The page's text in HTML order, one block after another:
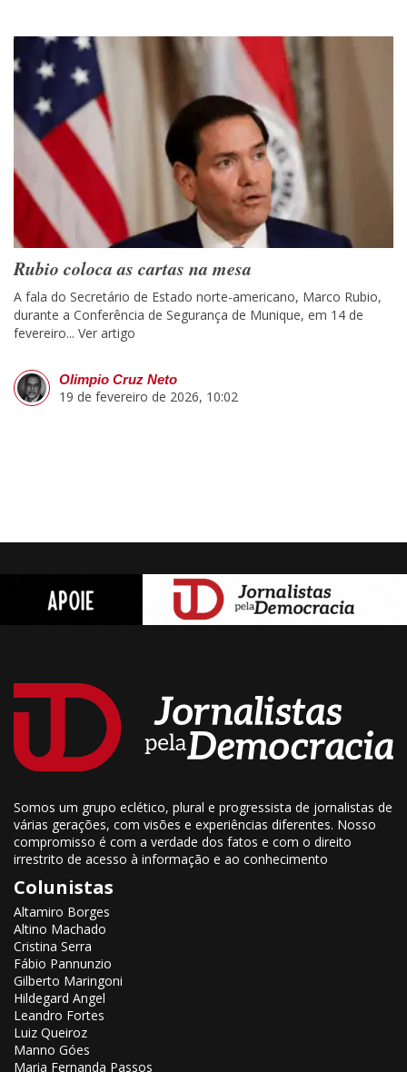
Rubio coloca as cartas na mesa
A fala do Secretário de Estado norte-americano, Marco Rubio,
durante a Conferência de Segurança de Munique, em 14 de
fevereiro... Ver artigo
Olimpio Cruz Neto
19 de fevereiro de 2026, 10:02
Somos um grupo eclético, plural e progressista de jornalistas de
várias gerações, com visões e experiências diferentes. Nosso
compromisso é com a verdade dos fatos e com o direito
irrestrito de acesso à informação e ao conhecimento
Colunistas
Altamiro Borges
Altino Machado
Cristina Serra
Fábio Pannunzio
Gilberto Maringoni
Hildegard Angel
Leandro Fortes
Luiz Queiroz
Manno Góes
Maria Fernanda Passos